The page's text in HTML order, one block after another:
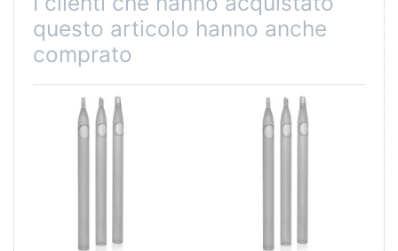
questo articolo hanno anche
comprato